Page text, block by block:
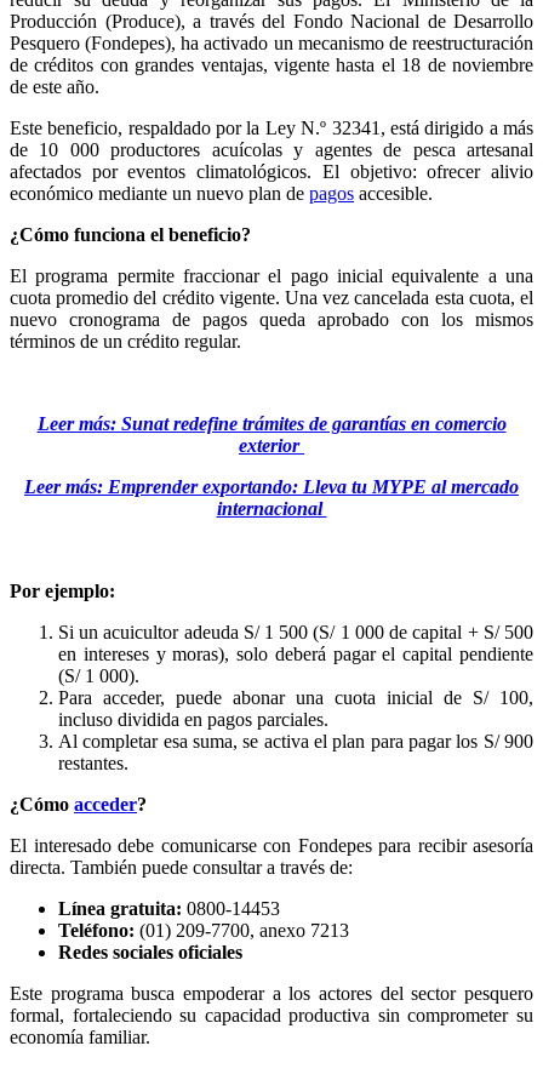
Producción (Produce), a través del Fondo Nacional de Desarrollo
Pesquero (Fondepes), ha activado un mecanismo de reestructuración
de créditos con grandes ventajas, vigente hasta el 18 de noviembre
de este año.
Este beneficio, respaldado por la Ley N.º 32341, está dirigido a más
de 10 000 productores acuícolas y agentes de pesca artesanal
afectados por eventos climatológicos. El objetivo: ofrecer alivio
económico mediante un nuevo plan de pagos accesible.
¿Cómo funciona el beneficio?
El programa permite fraccionar el pago inicial equivalente a una
cuota promedio del crédito vigente. Una vez cancelada esta cuota, el
nuevo cronograma de pagos queda aprobado con los mismos
términos de un crédito regular.
Leer más: Sunat redefine trámites de garantías en comercio
exterior
Leer más: Emprender exportando: Lleva tu MYPE al mercado
internacional
Por ejemplo:
Si un acuicultor adeuda S/ 1 500 (S/ 1 000 de capital + S/ 500
en intereses y moras), solo deberá pagar el capital pendiente
(S/ 1 000).
Para acceder, puede abonar una cuota inicial de S/ 100,
incluso dividida en pagos parciales.
Al completar esa suma, se activa el plan para pagar los S/ 900
restantes.
¿Cómo acceder?
El interesado debe comunicarse con Fondepes para recibir asesoría
directa. También puede consultar a través de:
Línea gratuita: 0800-14453
Teléfono: (01) 209-7700, anexo 7213
Redes sociales oficiales
Este programa busca empoderar a los actores del sector pesquero
formal, fortaleciendo su capacidad productiva sin comprometer su
economía familiar.